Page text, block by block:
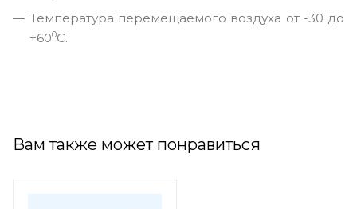
Температура перемещаемого воздуха от -30 до
+600С.
Вам также может понравиться